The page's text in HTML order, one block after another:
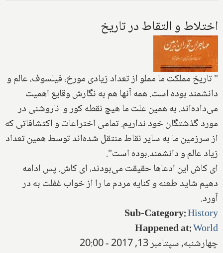
اختلاط و التقاط در تاریخ
" تاریخ مملکت ما مملو از تعداد زیادی مورخ، فیلسوف، عالم و
دانشمند بوده است. همه آنها هم به نگارش وقایع اهمیت
می‌داده‌اند. به همین علت ما هیچ نقطه کور و ناروشنی در
مورد گذشتگان خود نداریم. تمامی اختراعات و اکتشافاتی که
از سرزمین ما به سایر نقاط منتقل شده‌اند توسط همین تعداد
زیاد عالم و دانشمند.بوده است".
ای کاش این ادعاها حقیقت می‌بودند، ای کاش. پس ادامه
دهیم شاید طعنه و کنایه مردم ما را از خواب غفلت به در
آورد.
Sub-Category:History
Happened at:World
چهارشنبه, سپتامبر 13, 2017 - 20:00